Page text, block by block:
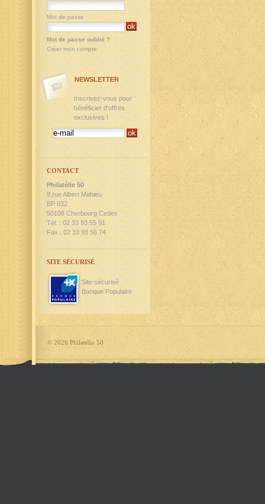
Mot de passe
Mot de passe oublié ?
Créer mon compte
NEWSLETTER
Inscrivez-vous pour
bénéficier d'offres
exclusives !
CONTACT
Philatélie 50
9,rue Albert Mahieu
BP 832
50108 Cherbourg Cedex
Tél. : 02 33 93 55 91
Fax : 02 33 93 56 74
SITE SÉCURISÉ
Site sécurisé
Banque Populaire
© 2026 Philatélie 50